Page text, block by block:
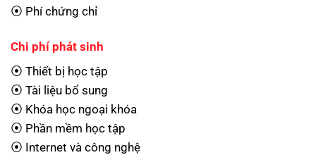
⦿ Phí chứng chỉ
Chi phí phát sinh
⦿ Thiết bị học tập
⦿ Tài liệu bổ sung
⦿ Khóa học ngoại khóa
⦿ Phần mềm học tập
⦿ Internet và công nghệ